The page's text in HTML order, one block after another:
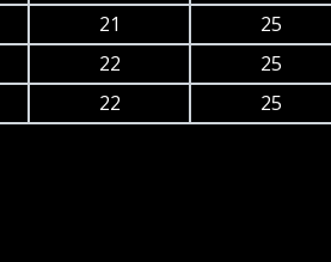
21
25
22
25
22 25